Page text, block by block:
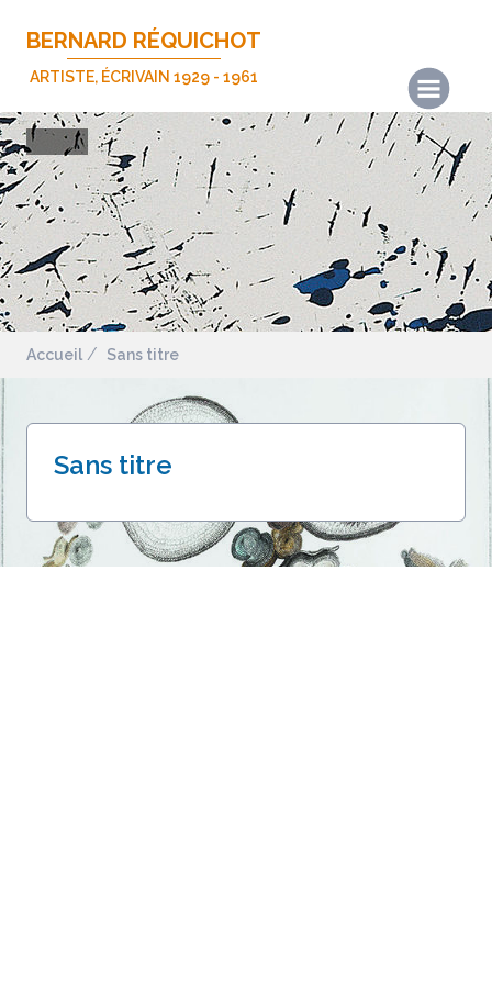
BERNARD RÉQUICHOT
ARTISTE, ÉCRIVAIN 1929 - 1961
Actualités
Les œuvres
Les écrits
Expositions
Publications
Biographie
Nous contacter
Accueil Sans titre
Sans titre